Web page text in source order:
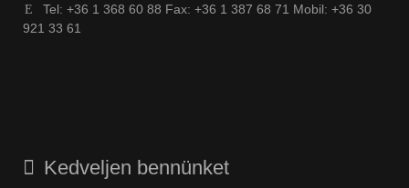
Tel: +36 1 368 60 88 Fax: +36 1 387 68 71 Mobil: +36 30
921 33 61
Kedveljen bennünket